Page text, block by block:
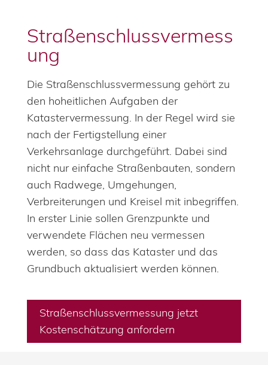
Straßenschlussvermess
ung
Die Straßenschlussvermessung gehört zu
den hoheitlichen Aufgaben der
Katastervermessung. In der Regel wird sie
nach der Fertigstellung einer
Verkehrsanlage durchgeführt. Dabei sind
nicht nur einfache Straßenbauten, sondern
auch Radwege, Umgehungen,
Verbreiterungen und Kreisel mit inbegriffen.
In erster Linie sollen Grenzpunkte und
verwendete Flächen neu vermessen
werden, so dass das Kataster und das
Grundbuch aktualisiert werden können.
Straßenschlussvermessung jetzt
Kostenschätzung anfordern